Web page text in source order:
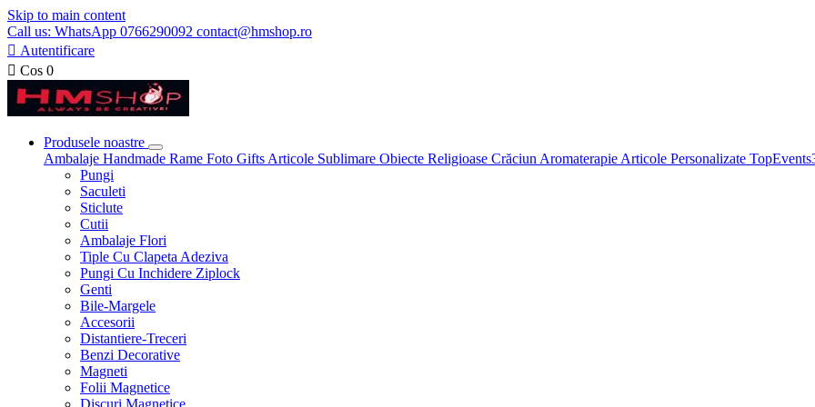
Skip to main content
Call us: WhatsApp 0766290092 contact@hmshop.ro
 Autentificare
 Cos 0
Produsele noastre
Ambalaje Handmade Rame Foto Gifts Articole Sublimare Obiecte Religioase Crăciun Aromaterapie Articole Personalizate
Pungi
Saculeti
Sticlute
Cutii
Ambalaje Flori
Tiple Cu Clapeta Adeziva
Pungi Cu Inchidere Ziplock
Genti
Bile-Margele
Accesorii
Distantiere-Treceri
Benzi Decorative
Magneti
Folii Magnetice
Discuri Magnetice